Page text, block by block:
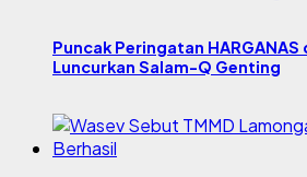
Puncak Peringatan HARGANAS
Luncurkan Salam-Q Genting